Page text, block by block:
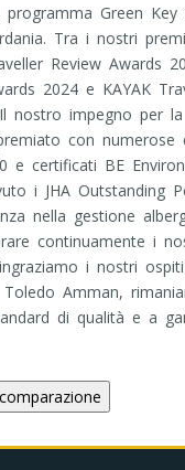
Green Key
Tra i nostri
Review Awards
2024 e KAYAK
nostro impegno per
con numerose
e certificati BE
i JHA Outstanding
nella gestione
continuamente i
i nostri
Toledo Amman,
di qualità e a